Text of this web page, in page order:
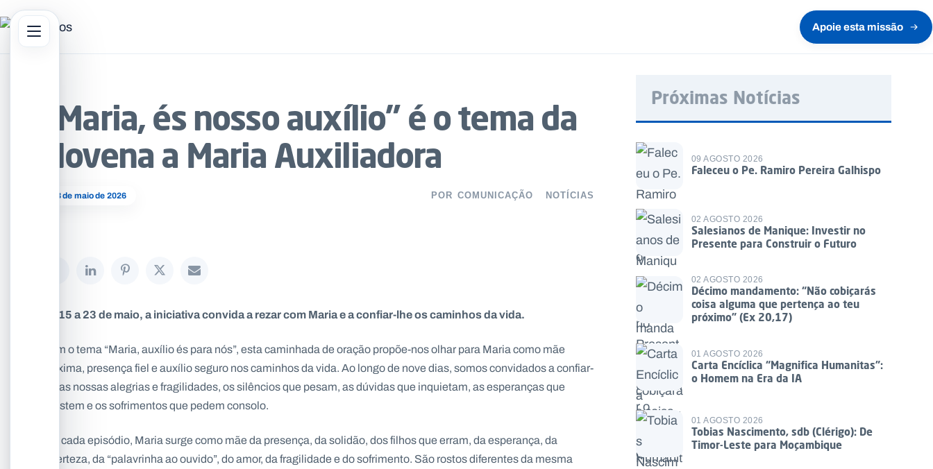
Apoie esta missão
13 de maio de 2026
“Maria, és nosso auxílio” é o tema da
Novena a Maria Auxiliadora
POR COMUNICAÇÃO NOTÍCIAS
De 15 a 23 de maio, a iniciativa convida a rezar com Maria e a confiar-lhe os caminhos da vida.
Com o tema “Maria, auxílio és para nós”, esta caminhada de oração propõe-nos olhar para Maria como mãe
próxima, presença fiel e auxílio seguro nos caminhos da vida. Ao longo de nove dias, somos convidados a confiar-
lhe as nossas alegrias e fragilidades, os silêncios que pesam, as dúvidas que inquietam, as esperanças que
resistem e os sofrimentos que pedem consolo.
Em cada episódio, Maria surge como mãe da presença, da solidão, dos filhos que erram, da esperança, da
incerteza, da “palavrinha ao ouvido”, do amor, da fragilidade e do sofrimento. São rostos diferentes da mesma
Próximas Notícias
09 AGOSTO 2026
Faleceu o Pe. Ramiro Pereira Galhispo
02 AGOSTO 2026
Salesianos de Manique: Investir no
Presente para Construir o Futuro
02 AGOSTO 2026
Décimo mandamento: “Não cobiçarás
coisa alguma que pertença ao teu
próximo” (Ex 20,17)
01 AGOSTO 2026
Carta Encíclica “Magnifica Humanitas”:
o Homem na Era da IA
01 AGOSTO 2026
Tobias Nascimento, sdb (Clérigo): De
Timor-Leste para Moçambique
Abrir menu principal